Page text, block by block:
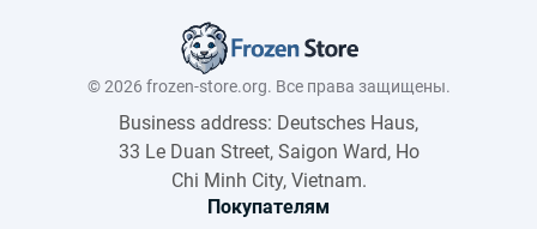
© 2026 frozen-store.org. Все права защищены.
Business address: Deutsches Haus,
33 Le Duan Street, Saigon Ward, Ho
Chi Minh City, Vietnam.
Покупателям